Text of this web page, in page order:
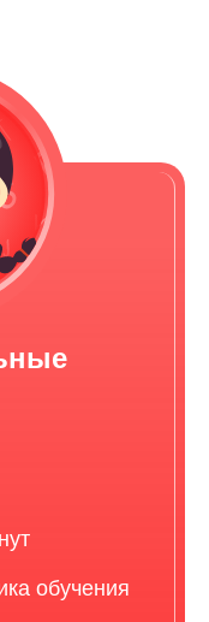
обучения